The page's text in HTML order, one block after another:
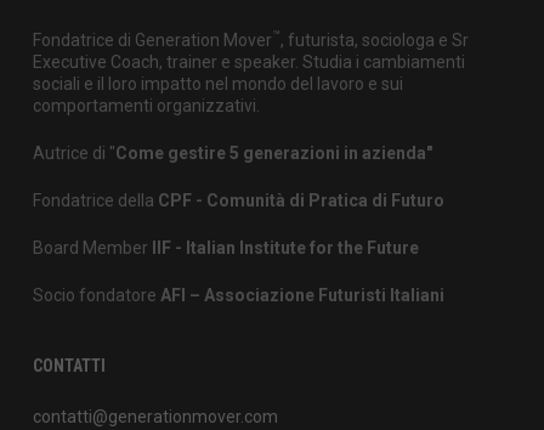
Fondatrice di Generation Mover™, futurista, sociologa e Sr
Executive Coach, trainer e speaker. Studia i cambiamenti
sociali e il loro impatto nel mondo del lavoro e sui
comportamenti organizzativi.
Autrice di "Come gestire 5 generazioni in azienda"
Fondatrice della CPF - Comunità di Pratica di Futuro
Board Member IIF - Italian Institute for the Future
Socio fondatore AFI – Associazione Futuristi Italiani
CONTATTI
contatti@generationmover.com